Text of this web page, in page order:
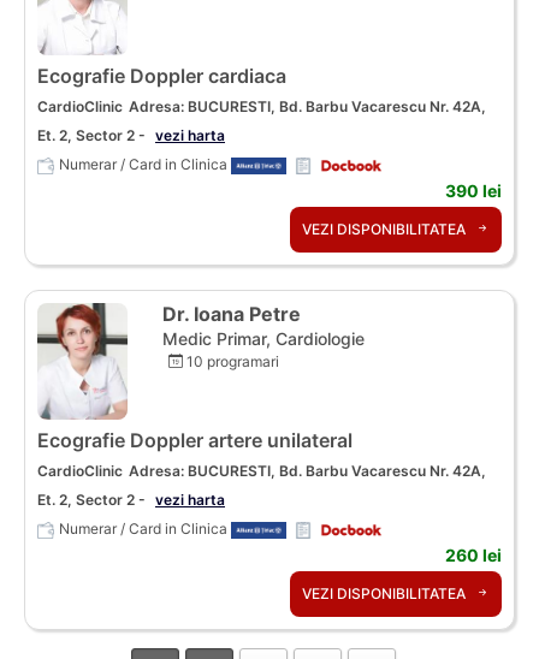
Ecografie Doppler cardiaca
CardioClinic Adresa: BUCURESTI, Bd. Barbu Vacarescu Nr. 42A,
Et. 2, Sector 2 - vezi harta
Numerar / Card in Clinica
390 lei
VEZI DISPONIBILITATEA
Dr. Ioana Petre
Medic Primar, Cardiologie
10 programari
Ecografie Doppler artere unilateral
CardioClinic Adresa: BUCURESTI, Bd. Barbu Vacarescu Nr. 42A,
Et. 2, Sector 2 - vezi harta
Numerar / Card in Clinica
260 lei
VEZI DISPONIBILITATEA